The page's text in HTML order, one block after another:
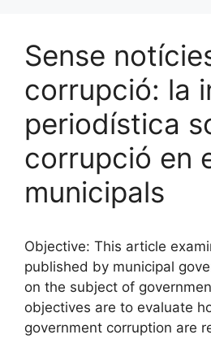
Sense
corrupció: la
periodística
corrupció en
municipals
Objective: This article
published by municipal
on the subject of
objectives are to evaluate
government corruption are